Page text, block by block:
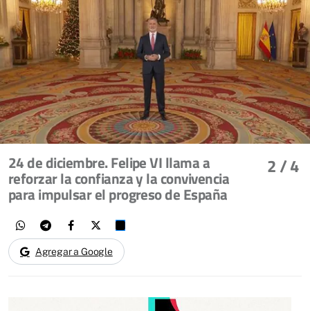
2/ 4
24 de diciembre. Felipe VI llama a
reforzar la confianza y la convivencia
para impulsar el progreso de España
Agregar a Google